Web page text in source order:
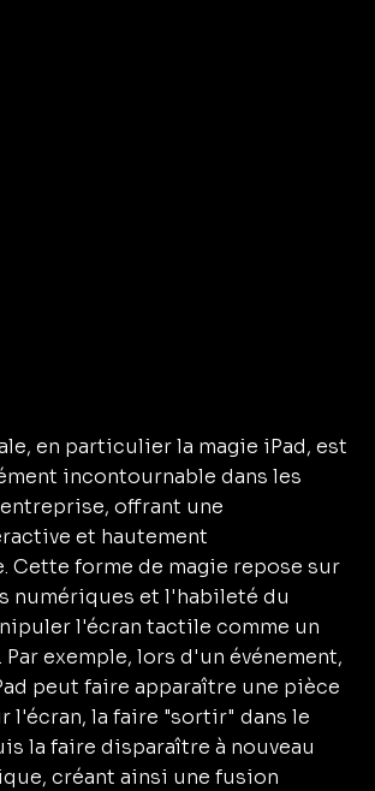
en particulier la magie iPad, est
incontournable dans les
offrant une
et hautement
Cette forme de magie repose sur
numériques et l'habileté du
l'écran tactile comme un
exemple, lors d'un événement,
peut faire apparaître une pièce
l'écran, la faire "sortir" dans le
la faire disparaître à nouveau
créant ainsi une fusion